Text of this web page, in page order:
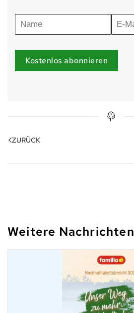
Kostenlos abonnieren
ZURÜCK
Weitere Nachrichten